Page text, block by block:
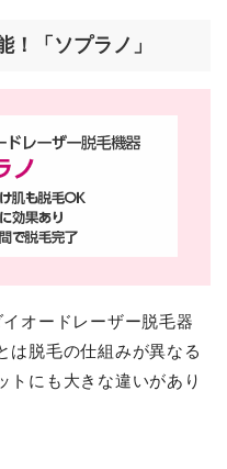
！「ソプラノ」
オードレーザー脱毛器
は脱毛の仕組みが異なる
トにも大きな違いがあり